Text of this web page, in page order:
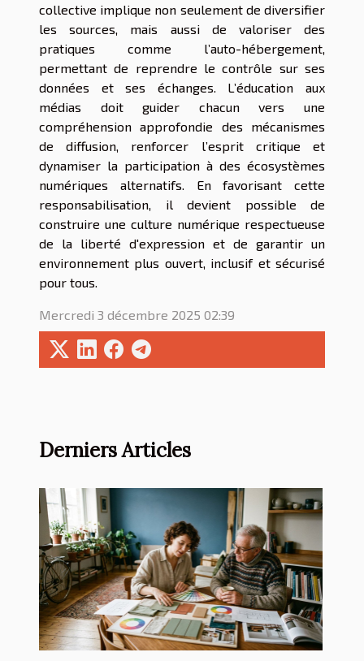
collective implique non seulement de diversifier
les sources, mais aussi de valoriser des
pratiques comme l’auto-hébergement,
permettant de reprendre le contrôle sur ses
données et ses échanges. L’éducation aux
médias doit guider chacun vers une
compréhension approfondie des mécanismes
de diffusion, renforcer l’esprit critique et
dynamiser la participation à des écosystèmes
numériques alternatifs. En favorisant cette
responsabilisation, il devient possible de
construire une culture numérique respectueuse
de la liberté d'expression et de garantir un
environnement plus ouvert, inclusif et sécurisé
pour tous.
Mercredi 3 décembre 2025 02:39
Derniers Articles